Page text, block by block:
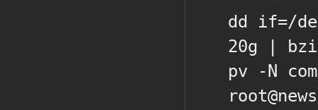
dd if=/
20g |
pv -N